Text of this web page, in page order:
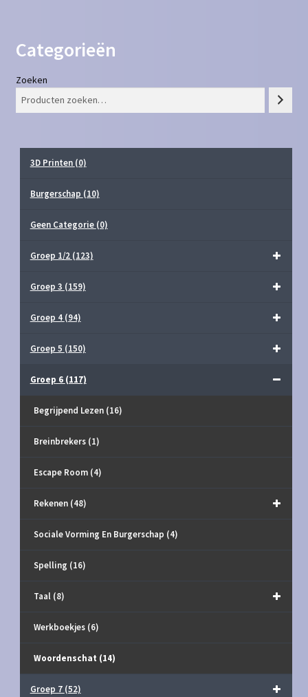
Categorieën
Zoeken
3D Printen (0)
Burgerschap (10)
Geen Categorie (0)
Groep 1/2 (123)
Groep 3 (159)
Groep 4 (94)
Groep 5 (150)
Groep 6 (117)
Begrijpend Lezen (16)
Breinbrekers (1)
Escape Room (4)
Rekenen (48)
Sociale Vorming En Burgerschap (4)
Spelling (16)
Taal (8)
Werkboekjes (6)
Woordenschat (14)
Groep 7 (52)